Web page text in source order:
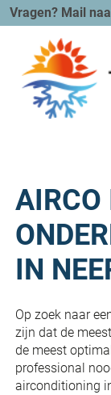
Vragen? Mail
AIRCO
IN
Op zoek naar
zijn dat de
de meest
professional
airconditioning